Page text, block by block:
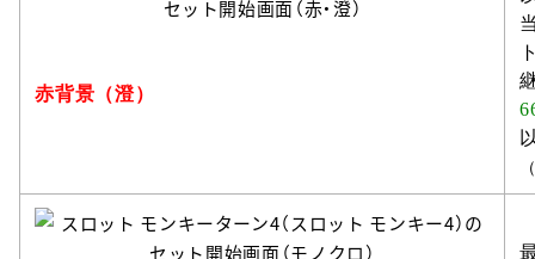
赤背景（澄）